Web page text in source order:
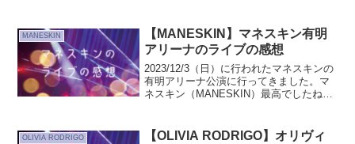
いえ、見届けたいです。NETFLIX（ネッ
トフリックス...
MANESKIN
【MANESKIN】マネスキン有明
アリーナのライブの感想
2023/12/3（日）に行われたマネスキンの
有明アリーナ公演に行ってきました。マ
ネスキン（MANESKIN）最高でしたね。
ソニ2022（2022/8/2...
OLIVIA RODRIGO
【OLIVIA RODRIGO】オリヴィ